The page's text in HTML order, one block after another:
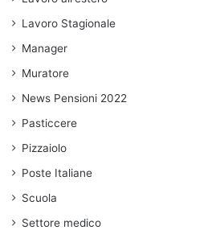
Lavoro Stagionale
Manager
Muratore
News Pensioni 2022
Pasticcere
Pizzaiolo
Poste Italiane
Scuola
Settore medico